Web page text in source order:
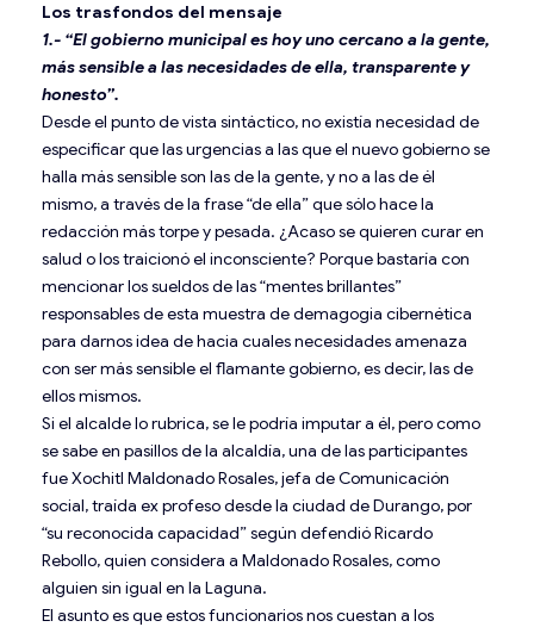
Los trasfondos del mensaje
1.- “El gobierno municipal es hoy uno cercano a la gente,
más sensible a las necesidades de ella, transparente y
honesto”.
Desde el punto de vista sintáctico, no existía necesidad de
especificar que las urgencias a las que el nuevo gobierno se
halla más sensible son las de la gente, y no a las de él
mismo, a través de la frase “de ella” que sólo hace la
redacción más torpe y pesada. ¿Acaso se quieren curar en
salud o los traicionó el inconsciente? Porque bastaría con
mencionar los sueldos de las “mentes brillantes”
responsables de esta muestra de demagogia cibernética
para darnos idea de hacia cuales necesidades amenaza
con ser más sensible el flamante gobierno, es decir, las de
ellos mismos.
Si el alcalde lo rubrica, se le podría imputar a él, pero como
se sabe en pasillos de la alcaldía, una de las participantes
fue Xochitl Maldonado Rosales, jefa de Comunicación
social, traída ex profeso desde la ciudad de Durango, por
“su reconocida capacidad” según defendió Ricardo
Rebollo, quien considera a Maldonado Rosales, como
alguien sin igual en la Laguna.
El asunto es que estos funcionarios nos cuestan a los